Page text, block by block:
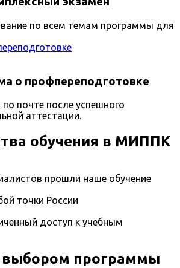
по всем темам программы для
о профпереподготовке
почте после успешного
аттестации.
обучения в МИППК
прошли наше обучение
точки России
доступ к учебным
программы